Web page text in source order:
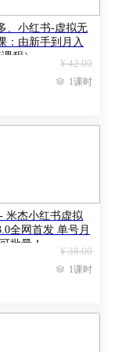
、小红书-虚拟无
：由新手到月入
程）
¥ 42.00
 1课时
米杰小红书虚拟
全网首发 单号月
批量！
¥ 38.00
 1课时